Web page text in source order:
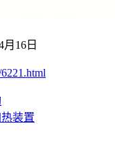
16日
装置